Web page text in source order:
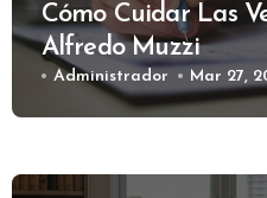
Cómo Cuidar Las
Alfredo Muzzi
Administrador Mar 27,